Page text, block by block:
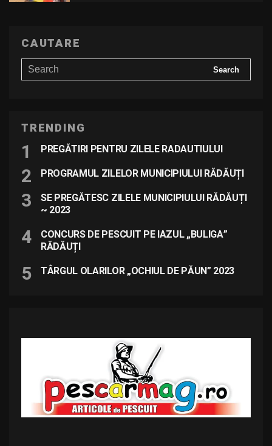
CAUTARE
TRENDING
PREGĂTIRI PENTRU ZILELE RADAUTIULUI
PROGRAMUL ZILELOR MUNICIPIULUI RĂDĂUȚI
SE PREGĂTESC ZILELE MUNICIPIULUI RĂDĂUȚI
~ 2023
CONCURS DE PESCUIT PE IAZUL „BULIGA”
RĂDĂUȚI
TÂRGUL OLARILOR „OCHIUL DE PĂUN” 2023